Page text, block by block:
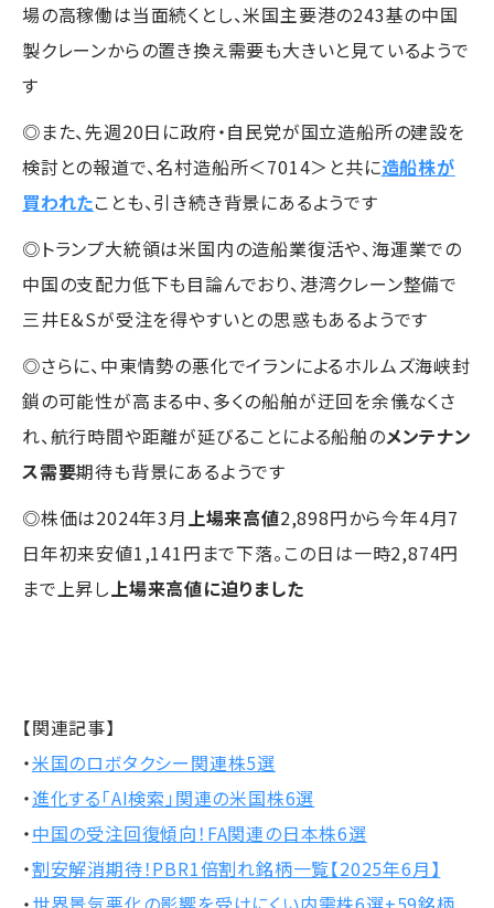
場の高稼働は当面続くとし、米国主要港の243基の中国
製クレーンからの置き換え需要も大きいと見ているようで
す
◎また、先週20日に政府・自民党が国立造船所の建設を
検討との報道で、名村造船所＜7014＞と共に造船株が
買われたことも、引き続き背景にあるようです
◎トランプ大統領は米国内の造船業復活や、海運業での
中国の支配力低下も目論んでおり、港湾クレーン整備で
三井E＆Sが受注を得やすいとの思惑もあるようです
◎さらに、中東情勢の悪化でイランによるホルムズ海峡封
鎖の可能性が高まる中、多くの船舶が迂回を余儀なくさ
れ、航行時間や距離が延びることによる船舶のメンテナン
ス需要期待も背景にあるようです
◎株価は2024年3月上場来高値2,898円から今年4月7
日年初来安値1,141円まで下落。この日は一時2,874円
まで上昇し上場来高値に迫りました
【関連記事】
・米国のロボタクシー関連株5選
・進化する「AI検索」関連の米国株6選
・中国の受注回復傾向！FA関連の日本株6選
・割安解消期待！PBR1倍割れ銘柄一覧【2025年6月】